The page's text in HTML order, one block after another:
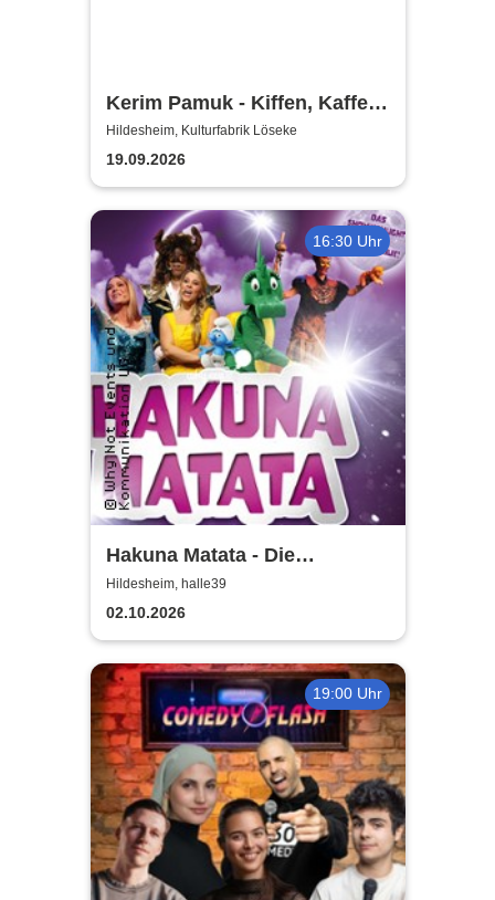
Kerim Pamuk - Kiffen, Kaffee
& Kajal
Hildesheim, Kulturfabrik Löseke
19.09.2026
16:30 Uhr
Hakuna Matata - Die
einzigartige große
Kindermusical-Gala
Hildesheim, halle39
02.10.2026
19:00 Uhr